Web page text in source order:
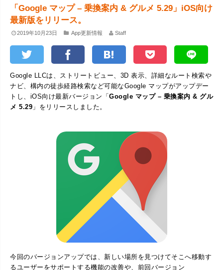
「Google マップ – 乗換案内 & グルメ 5.29」iOS向け
最新版をリリース。
2019年10月23日 App更新情報 Staff
Google LLCは、ストリートビュー、3D 表示、詳細なルート検索や
ナビ、構内の徒歩経路検索など可能なGoogle マップがアップデー
トし、iOS向け最新バージョン「Google マップ – 乗換案内 & グル
メ 5.29 」をリリースしました。
今回のバージョンアップでは、新しい場所を見つけてそこへ移動す
るユーザーをサポートする機能の改善や、前回バージョン